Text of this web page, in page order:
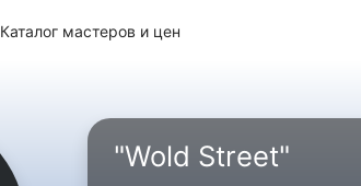
Каталог мастеров и цен
"Wold Street"